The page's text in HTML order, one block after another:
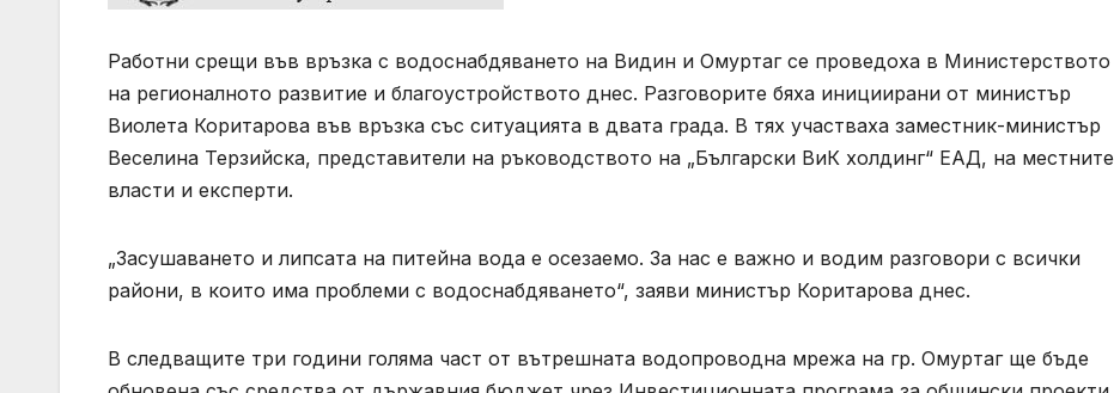
Работни срещи във връзка с водоснабдяването на Видин и Омуртаг се проведоха в Министерството
на регионалното развитие и благоустройството днес. Разговорите бяха инициирани от министър
Виолета Коритарова във връзка със ситуацията в двата града. В тях участваха заместник-министър
Веселина Терзийска, представители на ръководството на „Български ВиК холдинг“ ЕАД, на местните
власти и експерти.
„Засушаването и липсата на питейна вода е осезаемо. За нас е важно и водим разговори с всички
райони, в които има проблеми с водоснабдяването“, заяви министър Коритарова днес.
В следващите три години голяма част от вътрешната водопроводна мрежа на гр. Омуртаг ще бъде